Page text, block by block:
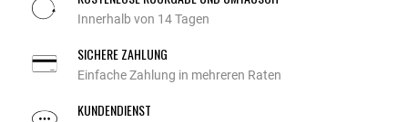
Innerhalb von 14 Tagen
SICHERE ZAHLUNG
Einfache Zahlung in mehreren Raten
KUNDENDIENST